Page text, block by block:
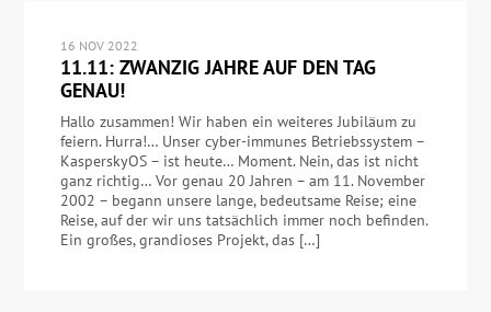
16 NOV 2022
11.11: ZWANZIG JAHRE AUF DEN TAG
GENAU!
Hallo zusammen! Wir haben ein weiteres Jubiläum zu
feiern. Hurra!… Unser cyber-immunes Betriebssystem –
KasperskyOS – ist heute… Moment. Nein, das ist nicht
ganz richtig… Vor genau 20 Jahren – am 11. November
2002 – begann unsere lange, bedeutsame Reise; eine
Reise, auf der wir uns tatsächlich immer noch befinden.
Ein großes, grandioses Projekt, das […]